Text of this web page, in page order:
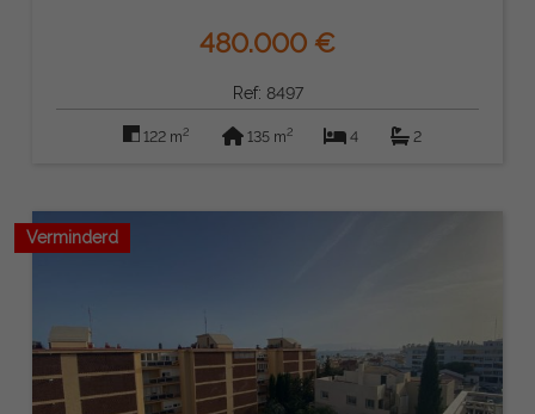
480.000 €
Ref: 8497
122 m2 135 m2 4 2
Verminderd